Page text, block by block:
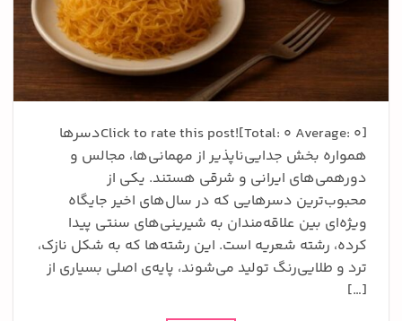
Click to rate this post![Total: 0 Average: 0]دسرها
همواره بخش جدایی‌ناپذیر از مهمانی‌ها، مجالس و
دورهمی‌های ایرانی و شرقی هستند. یکی از
محبوب‌ترین دسرهایی که در سال‌های اخیر جایگاه
ویژه‌ای بین علاقه‌مندان به شیرینی‌های سنتی پیدا
کرده، رشته شعریه است. این رشته‌ها که به شکل نازک،
ترد و طلایی‌رنگ تولید می‌شوند، پایه‌ی اصلی بسیاری از
[…]